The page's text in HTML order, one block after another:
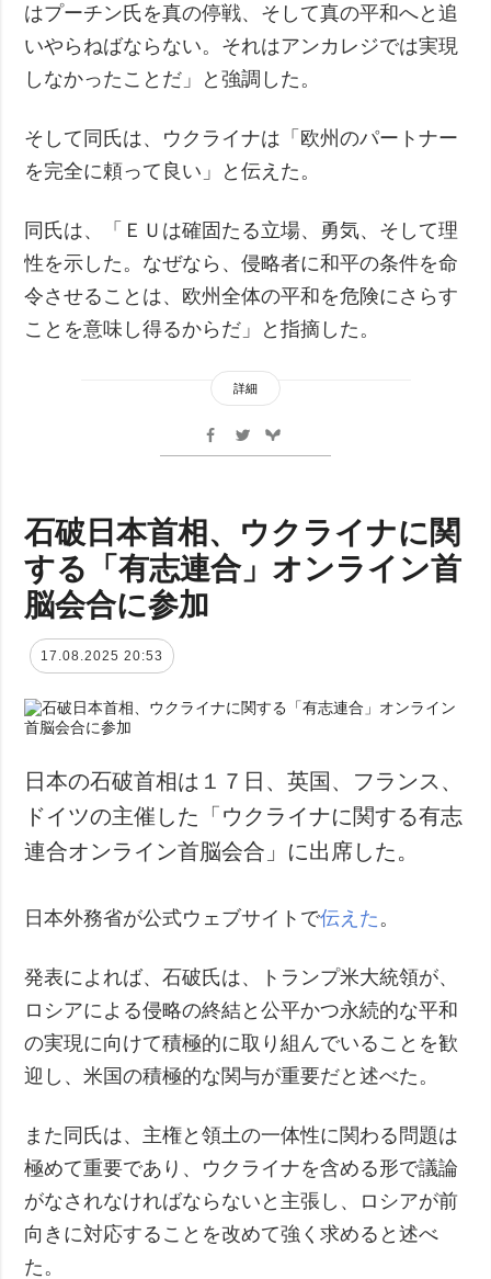
はプーチン氏を真の停戦、そして真の平和へと追
いやらねばならない。それはアンカレジでは実現
しなかったことだ」と強調した。
そして同氏は、ウクライナは「欧州のパートナー
を完全に頼って良い」と伝えた。
同氏は、「ＥＵは確固たる立場、勇気、そして理
性を示した。なぜなら、侵略者に和平の条件を命
令させることは、欧州全体の平和を危険にさらす
ことを意味し得るからだ」と指摘した。
詳細
石破日本首相、ウクライナに関
する「有志連合」オンライン首
脳会合に参加
17.08.2025 20:53
日本の石破首相は１７日、英国、フランス、
ドイツの主催した「ウクライナに関する有志
連合オンライン首脳会合」に出席した。
日本外務省が公式ウェブサイトで伝えた 。
発表によれば、石破氏は、トランプ米大統領が、
ロシアによる侵略の終結と公平かつ永続的な平和
の実現に向けて積極的に取り組んでいることを歓
迎し、米国の積極的な関与が重要だと述べた。
また同氏は、主権と領土の一体性に関わる問題は
極めて重要であり、ウクライナを含める形で議論
がなされなければならないと主張し、ロシアが前
向きに対応することを改めて強く求めると述べ
た。